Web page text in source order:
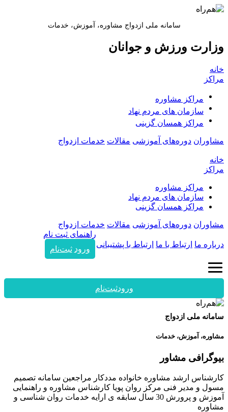
سامانه ملی ازدواج مشاوره، آموزش، خدمات
وزارت ورزش و جوانان
خانه
مراکز
مراکز مشاوره
سازمان های مردم نهاد
مراکز همسان گزینی
مشاوران دوره‌های آموزشی مقالات خدمات ازدواج
خانه
مراکز
مراکز مشاوره
سازمان های مردم نهاد
مراکز همسان گزینی
مشاوران دوره‌های آموزشی مقالات خدمات ازدواج
درباره ما ارتباط با ما ارتباط با پشتیبانی
راهنمای ثبت نام
ورود ثبت‌نام
ورودثبت‌نام
سامانه ملی ازدواج
مشاوره، آموزش، خدمات
بیوگرافی مشاور
کارشناس ارشد مشاوره خانواده مددکار مراجعین سامانه تصمیم
مسول و مدیر فنی مرکز روان پویا کارشناس مشاوره و راهنمایی
آموزش و پرورش 30 سال سابقه ی ارایه خدمات روان شناسی و
مشاوره